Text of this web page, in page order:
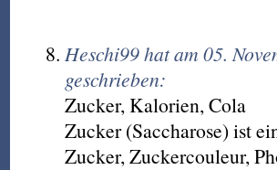
Heschi99 hat am 05.
geschrieben:
Zucker, Kalorien, Cola
Zucker (Saccharose) ist
Zucker, Zuckercouleur,